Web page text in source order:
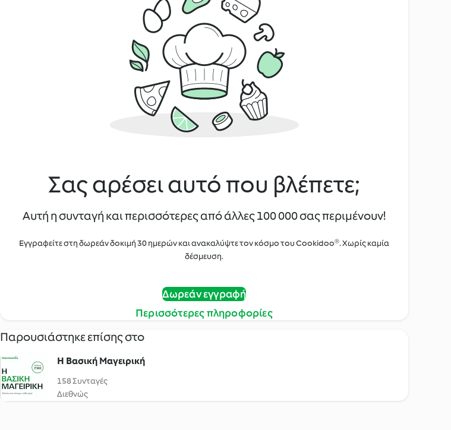
Σας αρέσει αυτό που βλέπετε;
Αυτή η συνταγή και περισσότερες από άλλες 100 000 σας περιμένουν!
Εγγραφείτε στη δωρεάν δοκιμή 30 ημερών και ανακαλύψτε τον κόσμο του Cookidoo®. Χωρίς καμία
δέσμευση.
Δωρεάν εγγραφή
Περισσότερες πληροφορίες
Παρουσιάστηκε επίσης στο
H Βασική Μαγειρική
158 Συνταγές
Διεθνώς